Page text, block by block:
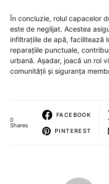
În concluzie, rolul capacelor
este de neglijat. Acestea
infiltrațiile de apă, facilitează
reparațiile punctuale,
urbană. Așadar, joacă un rol
comunității și siguranța
0
Shares
FACEBOOK
PINTEREST